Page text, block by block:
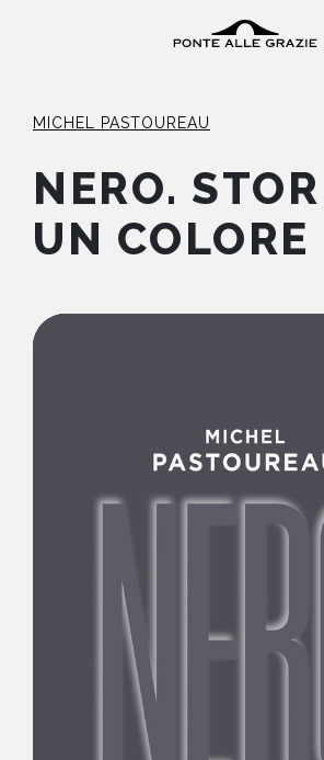
HOME
EVENTI
MICHEL PASTOUREAU
NERO.
UN COLORE